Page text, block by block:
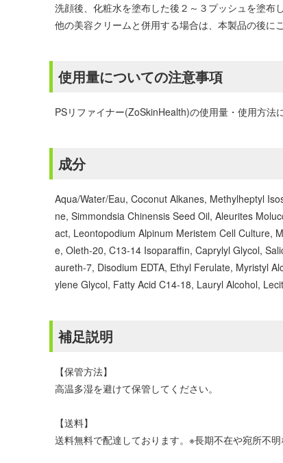
洗顔後、化粧水を塗布した後２～３プッシュを塗布
他の美容クリームと併用する場合は、本製品の後に
使用量についての注意事項
PSリファイナー(ZoSkinHealth)の使用量・使用方法
成分
Aqua/Water/Eau, Coconut Alkanes, Methylheptyl
ne, Simmondsia Chinensis Seed Oil, Aleurites
act, Leontopodium Alpinum Meristem Cell Culture,
e, Oleth-20, C13-14 Isoparaffin, Caprylyl Glycol,
aureth-7, Disodium EDTA, Ethyl Ferulate, Myristyl
ylene Glycol, Fatty Acid C14-18, Lauryl Alcohol,
補足説明
【保管方法】
高温多湿を避けて保管してください。
【送料】
送料無料で配達しております。※長期不在や宛所不